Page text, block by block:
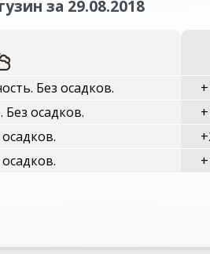
за 29.08.2018
Без осадков.
осадков.